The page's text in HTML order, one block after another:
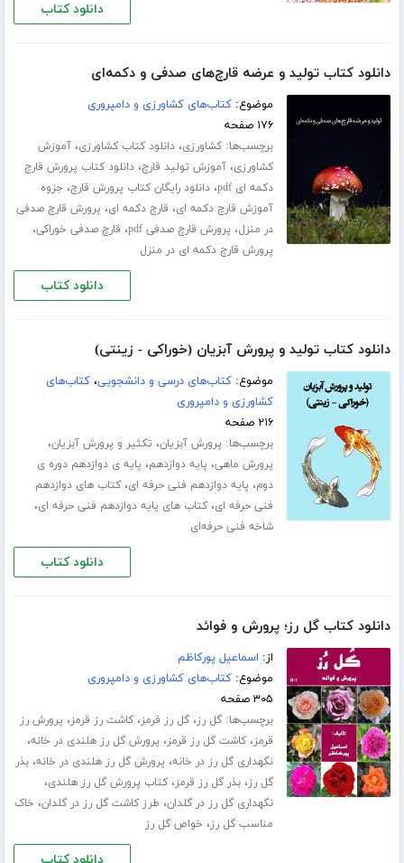
دانلود کتاب
دانلود کتاب تولید و عرضه قارچ‌های صدفی و دکمه‌ای
موضوع:کتاب‌های کشاورزی و دامپروری
۱۷۶ صفحه
برچسب‌ها:کشاورزی،دانلود کتاب کشاورزی،آموزش
کشاورزی،آموزش تولید قارچ،دانلود کتاب پرورش قارچ
دکمه ای pdf
،دانلود رایگان کتاب پرورش قارچ، جزوه
آموزش قارچ دکمه ای، قارچ دکمه ای، پرورش قارچ صدفی
در منزل، پرورش قارچ صدفی pdf ، قارچ صدفی خوراکی،
پرورش قارچ دکمه ای در منزل
دانلود کتاب
دانلود کتاب تولید و پرورش آبزیان (خوراکی - زینتی)
موضوع:کتاب‌های درسی و دانشجویی،کتاب‌های
کشاورزی و دامپروری
۲۱۶ صفحه
برچسب‌ها: پرورش آبزیان، تکثیر و پرورش آبزیان،
پرورش ماهی، پایه دوازدهم، پایه ی دوازدهم دوره ی
دوم، پایه دوازدهم فنی حرفه ای،کتاب های دوازدهم
فنی حرفه ای،کتاب های پایه دوازدهم فنی حرفه ای،
شاخه فنی حرفه‌ای
دانلود کتاب
دانلود کتاب گل رز؛ پرورش و فوائد
از: اسماعیل پورکاظم
موضوع:کتاب‌های کشاورزی و دامپروری
۳۰۵ صفحه
برچسب‌ها:گل رز،گل رز قرمز،کاشت رز قرمز، پرورش رز
قرمز،کاشت گل رز قرمز، پرورش گل رز هلندی در خانه،
نگهداری گل رز در خانه، پرورش گل رز هلندی در خانه،بذر
گل رز،بذر گل رز قرمز،کتاب پرورش گل رز هلندی،
نگهداری گل رز در گلدان، طرز کاشت گل رز در گلدان، خاک
مناسب گل رز، خواص گل رز